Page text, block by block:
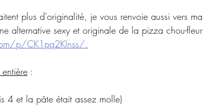
plus d'originalité, je vous renvoie aussi vers
alternative sexy et originale de la pizza chou-
p/CK1pq2Klnss/.
:
4 et la pâte était assez molle)